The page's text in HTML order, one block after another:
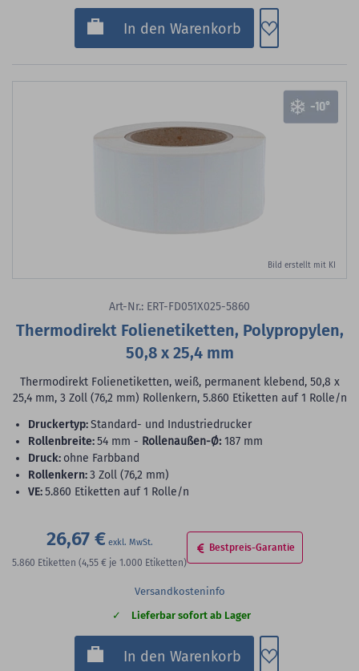
In den Warenkorb Zum
Bild erstellt mit KI
Art-Nr.: ERT-FD051X025-5860
Thermodirekt Folienetiketten, Polypropylen,
50,8 x 25,4 mm
Thermodirekt Folienetiketten, weiß, permanent klebend, 50,8 x
25,4 mm, 3 Zoll (76,2 mm) Rollenkern, 5.860 Etiketten auf 1 Rolle/n
Druckertyp:Standard- und Industriedrucker
Rollenbreite:54 mm - Rollenaußen-Ø: 187 mm
Druck: ohne Farbband
Rollenkern:3 Zoll (76,2 mm)
VE:5.860 Etiketten auf 1 Rolle/n
26,67 €
5.860 Etiketten (4,55 € je 1.000 Etiketten)
Bestpreis-Garantie
Versandkosteninfo
Lieferbar sofort ab Lager
In den Warenkorb Zum